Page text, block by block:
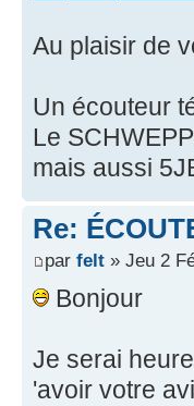
Au plaisir de
Un écouteur
Le
mais aussi
Re:
par felt » Jeu 2
Bonjour
Je serai
'avoir votre